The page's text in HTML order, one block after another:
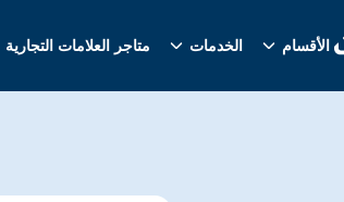
الأقسام الخدمات متاجر العلامات التجارية